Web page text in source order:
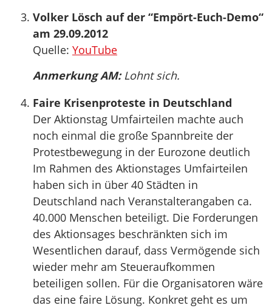
Volker Lösch auf der “Empört-Euch-Demo“
am 29.09.2012
Quelle: YouTube
Anmerkung AM:Lohnt sich.
Faire Krisenproteste in Deutschland
Der Aktionstag Umfairteilen machte auch
noch einmal die große Spannbreite der
Protestbewegung in der Eurozone deutlich
Im Rahmen des Aktionstages Umfairteilen
haben sich in über 40 Städten in
Deutschland nach Veranstalterangaben ca.
40.000 Menschen beteiligt. Die Forderungen
des Aktionsages beschränkten sich im
Wesentlichen darauf, dass Vermögende sich
wieder mehr am Steueraufkommen
beteiligen sollen. Für die Organisatoren wäre
das eine faire Lösung. Konkret geht es um